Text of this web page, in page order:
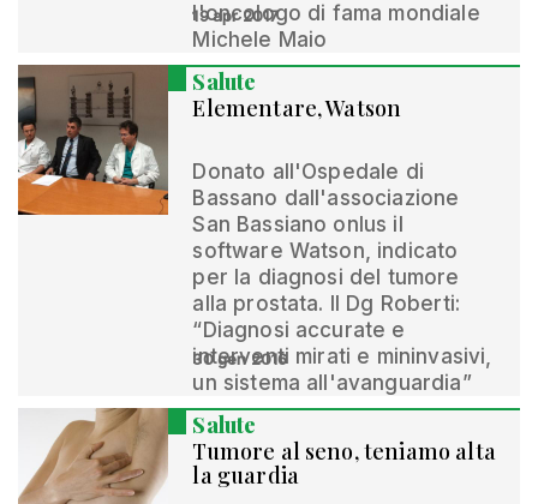
l'oncologo di fama mondiale
Michele Maio
19 apr 2017
Salute
Elementare, Watson
Donato all'Ospedale di
Bassano dall'associazione
San Bassiano onlus il
software Watson, indicato
per la diagnosi del tumore
alla prostata. Il Dg Roberti:
“Diagnosi accurate e
interventi mirati e mininvasivi,
un sistema all'avanguardia”
30 gen 2016
Salute
Tumore al seno, teniamo alta
la guardia